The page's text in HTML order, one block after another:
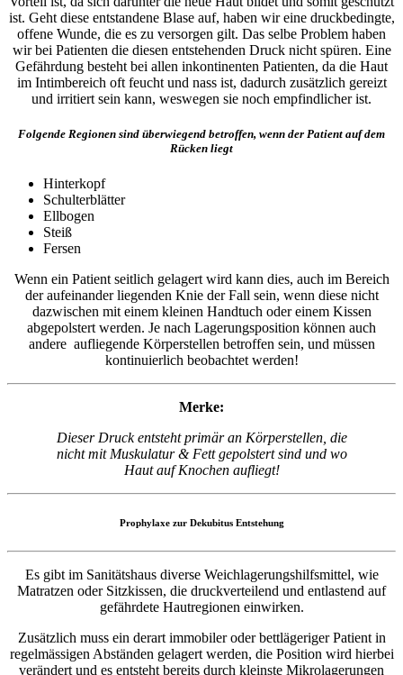
ist. Geht diese entstandene Blase auf, haben wir eine druckbedingte,
offene Wunde, die es zu versorgen gilt. Das selbe Problem haben
wir bei Patienten die diesen entstehenden Druck nicht spüren. Eine
Gefährdung besteht bei allen inkontinenten Patienten, da die Haut
im Intimbereich oft feucht und nass ist, dadurch zusätzlich gereizt
und irritiert sein kann, weswegen sie noch empfindlicher ist.
Folgende Regionen sind überwiegend betroffen, wenn der Patient auf dem
Rücken liegt
Hinterkopf
Schulterblätter
Ellbogen
Steiß
Fersen
Wenn ein Patient seitlich gelagert wird kann dies, auch im Bereich
der aufeinander liegenden Knie der Fall sein, wenn diese nicht
dazwischen mit einem kleinen Handtuch oder einem Kissen
abgepolstert werden. Je nach Lagerungsposition können auch
andere aufliegende Körperstellen betroffen sein, und müssen
kontinuierlich beobachtet werden!
Merke:
Dieser Druck entsteht primär an Körperstellen, die
nicht mit Muskulatur & Fett gepolstert sind und wo
Haut auf Knochen aufliegt!
Prophylaxe zur Dekubitus Entstehung
Es gibt im Sanitätshaus diverse Weichlagerungshilfsmittel, wie
Matratzen oder Sitzkissen, die druckverteilend und entlastend auf
gefährdete Hautregionen einwirken.
Zusätzlich muss ein derart immobiler oder bettlägeriger Patient in
regelmässigen Abständen gelagert werden, die Position wird hierbei
verändert und es entsteht bereits durch kleinste Mikrolagerungen